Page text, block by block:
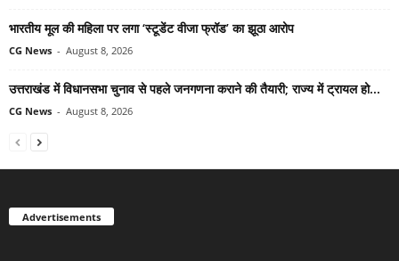
भारतीय मूल की महिला पर लगा ‘स्टूडेंट वीजा फ्रॉड’ का झूठा आरोप
CG News - August 8, 2026
उत्तराखंड में विधानसभा चुनाव से पहले जनगणना कराने की तैयारी; राज्य में ट्रायल हो...
CG News - August 8, 2026
Advertisements